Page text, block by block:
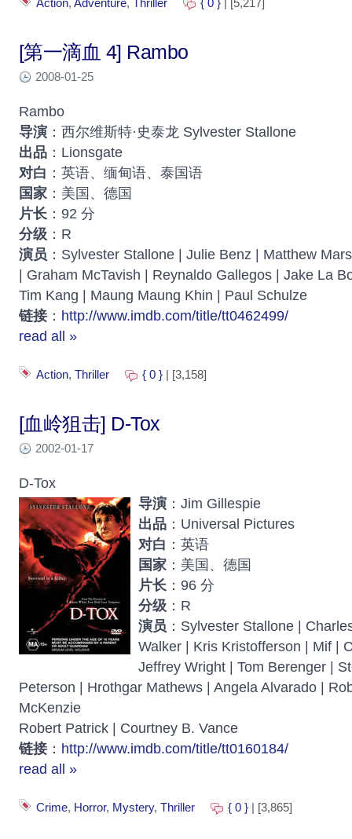
Action, Adventure, Thriller { 0 } | [5,217]
[第一滴血 4] Rambo
2008-01-25
Rambo
导演 ：西尔维斯特·史泰龙 Sylvester Stallone
出品 ：Lionsgate
对白 ：英语、缅甸语、泰国语
国家 ：美国、德国
片长 ：92 分
分级 ：R
演员 ：Sylvester Stallone | Julie Benz | Matthew
| Graham McTavish | Reynaldo Gallegos | Jake La
Tim Kang | Maung Maung Khin | Paul Schulze
链接 ： http://www.imdb.com/title/tt0462499/
read all »
Action, Thriller { 0 } | [3,158]
[血岭狙击] D-Tox
2002-01-17
D-Tox
导演 ：Jim Gillespie
出品 ：Universal Pictures
对白 ：英语
国家 ：美国、德国
片长 ：96 分
分级 ：R
演员 ：Sylvester Stallone |
Walker | Kris Kristofferson | Mif |
Jeffrey Wright | Tom Berenger |
Peterson | Hrothgar Mathews | Angela Alvarado |
McKenzie
Robert Patrick | Courtney B. Vance
链接 ： http://www.imdb.com/title/tt0160184/
read all »
Crime, Horror, Mystery, Thriller { 0 } | [3,865]